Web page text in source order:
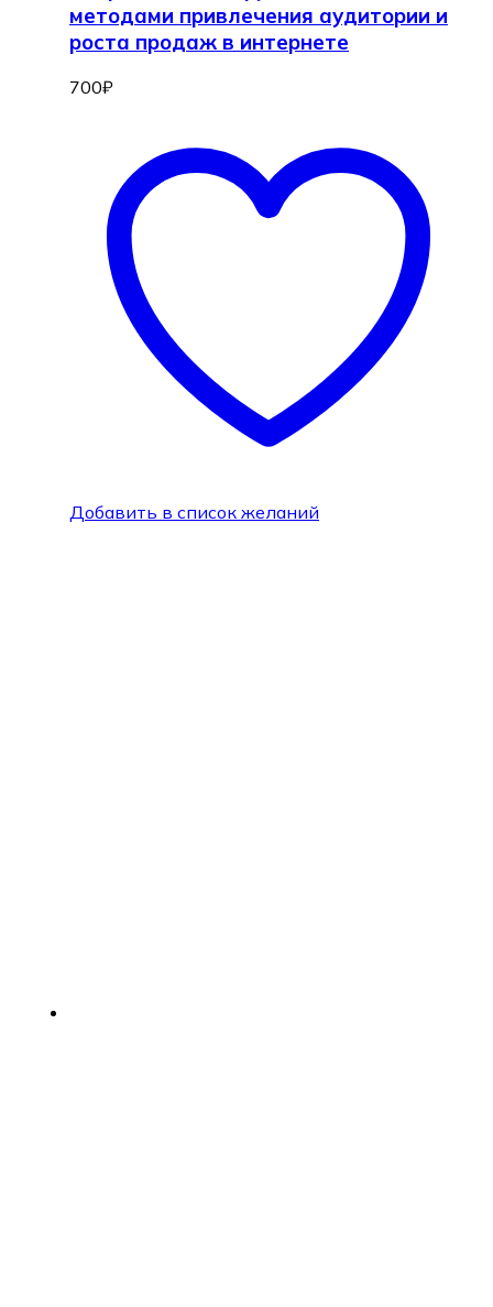
методами привлечения аудитории и
роста продаж в интернете
700₽
Добавить в список желаний